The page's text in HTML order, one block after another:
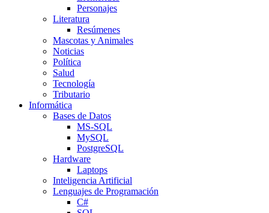
Personajes
Literatura
Resúmenes
Mascotas y Animales
Noticias
Política
Salud
Tecnología
Tributario
Informática
Bases de Datos
MS-SQL
MySQL
PostgreSQL
Hardware
Laptops
Inteligencia Artificial
Lenguajes de Programación
C#